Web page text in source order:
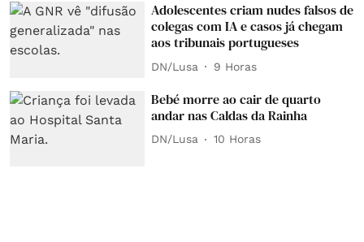
Adolescentes criam nudes falsos de
colegas com IA e casos já chegam
aos tribunais portugueses
DN/Lusa 9 Horas
Bebé morre ao cair de quarto
andar nas Caldas da Rainha
DN/Lusa 10 Horas